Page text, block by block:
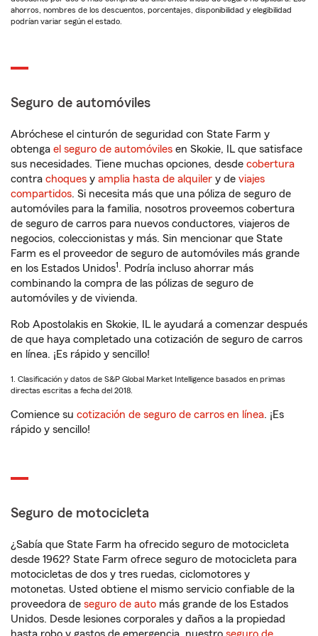
ahorros, nombres de los descuentos, porcentajes, disponibilidad y elegibilidad
podrían variar según el estado.
Seguro de automóviles
Abróchese el cinturón de seguridad con State Farm y
obtenga el seguro de automóviles en Skokie, IL que satisface
sus necesidades. Tiene muchas opciones, desde cobertura
contra choques y amplia hasta de alquiler y de viajes
compartidos. Si necesita más que una póliza de seguro de
automóviles para la familia, nosotros proveemos cobertura
de seguro de carros para nuevos conductores, viajeros de
negocios, coleccionistas y más. Sin mencionar que State
Farm es el proveedor de seguro de automóviles más grande
en los Estados Unidos1 . Podría incluso ahorrar más
combinando la compra de las pólizas de seguro de
automóviles y de vivienda.
Rob Apostolakis en Skokie, IL le ayudará a comenzar después
de que haya completado una cotización de seguro de carros
en línea. ¡Es rápido y sencillo!
1. Clasificación y datos de S&P Global Market Intelligence basados en primas
directas escritas a fecha del 2018.
Comience su cotización de seguro de carros en línea. ¡Es
rápido y sencillo!
Seguro de motocicleta
¿Sabía que State Farm ha ofrecido seguro de motocicleta
desde 1962? State Farm ofrece seguro de motocicleta para
motocicletas de dos y tres ruedas, ciclomotores y
motonetas. Usted obtiene el mismo servicio confiable de la
proveedora de seguro de auto más grande de los Estados
Unidos. Desde lesiones corporales y daños a la propiedad